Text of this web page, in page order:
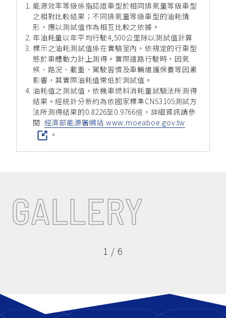
能源效率等級係指認證車型於相同排氣量等級車型
之相對比較結果；不同排氣量等級車型的油耗情
形，應以測試值作為相互比較之依據。
年油耗量以年平均行駛4,500公里除以測試值計算
標示之油耗測試值係在實驗室內，依規定的行車型
態於車體動力計上測得。實際道路行駛時，因氣
候、路況、載重、駕駛習慣及車輛維護保養等因素
影響，其實際油耗值常低於測試值。
油耗值之測試值，依機車燃料消耗量試驗法所測得
結果。經統計分析約為依國家標準CNS3105測試方
法所測得結果的0.8226至0.9766倍，詳細資訊請參
閱 經濟部能源署網站 www.moeaboe.gov.tw
。
GALLERY
1 / 6